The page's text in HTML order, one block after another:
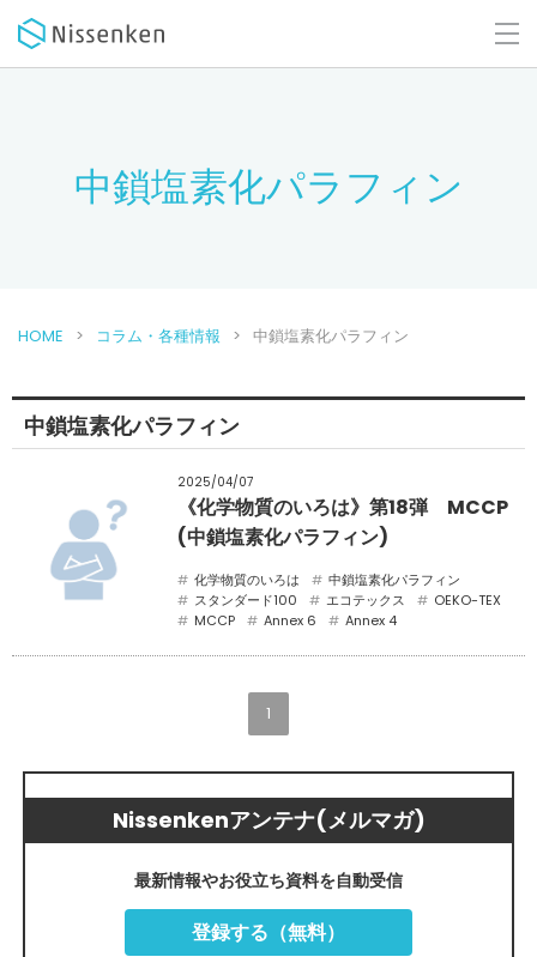
中鎖塩素化パラフィン
HOME コラム・各種情報 中鎖塩素化パラフィン
中鎖塩素化パラフィン
2025/04/07
《化学物質のいろは》第18弾 MCCP
(中鎖塩素化パラフィン)
化学物質のいろは
中鎖塩素化パラフィン
スタンダード100
エコテックス
OEKO-TEX
MCCP
Annex 6 Annex 4
1
Nissenkenアンテナ(メルマガ)
最新情報やお役立ち資料を自動受信
登録する（無料）